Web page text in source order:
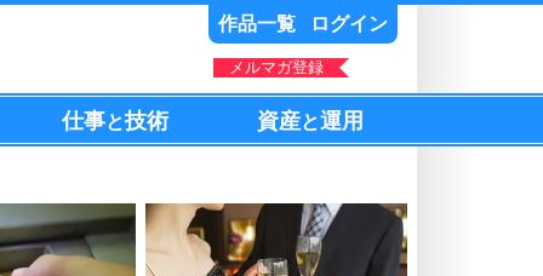
作品一覧 ログイン
メルマガ登録
仕事と技術 資産と運用